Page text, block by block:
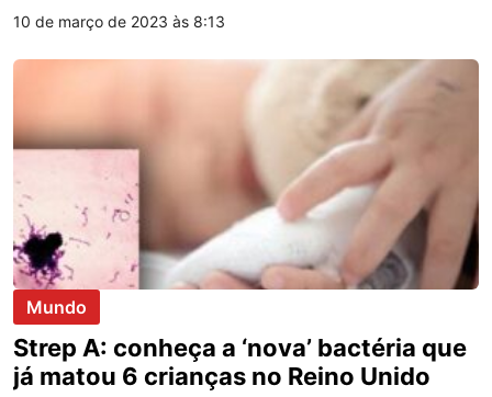
10 de março de 2023 às 8:13
Mundo
Strep A: conheça a ‘nova’ bactéria que
já matou 6 crianças no Reino Unido